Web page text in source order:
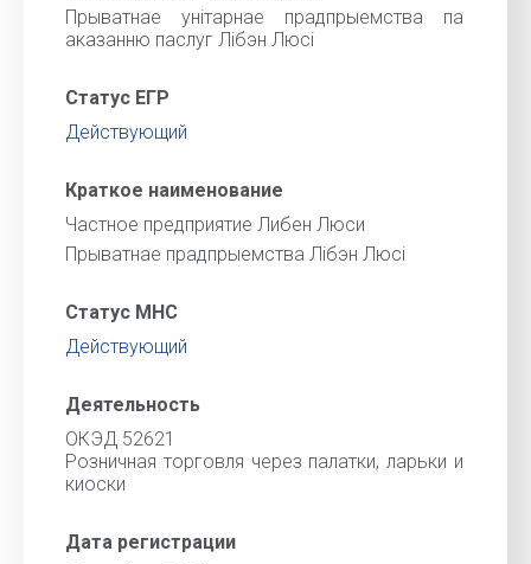
Прыватнае унiтарнае прадпрыемства па
аказанню паслуг Лiбэн Люсi
Статус ЕГР
Действующий
Краткое наименование
Частное предприятие Либен Люси
Прыватнае прадпрыемства Лiбэн Люсi
Статус МНС
Действующий
Деятельность
ОКЭД 52621
Розничная торговля через палатки, ларьки и
киоски
Дата регистрации